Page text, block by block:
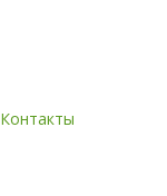
Контакты